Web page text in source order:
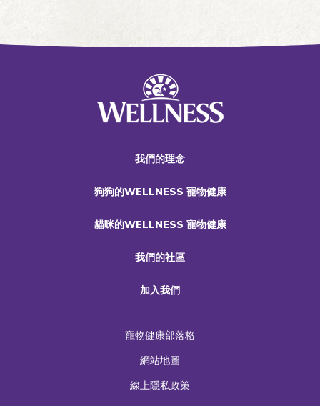
我們的理念
狗狗的WELLNESS 寵物健康
貓咪的WELLNESS 寵物健康
我們的社區
加入我們
寵物健康部落格
網站地圖
線上隱私政策